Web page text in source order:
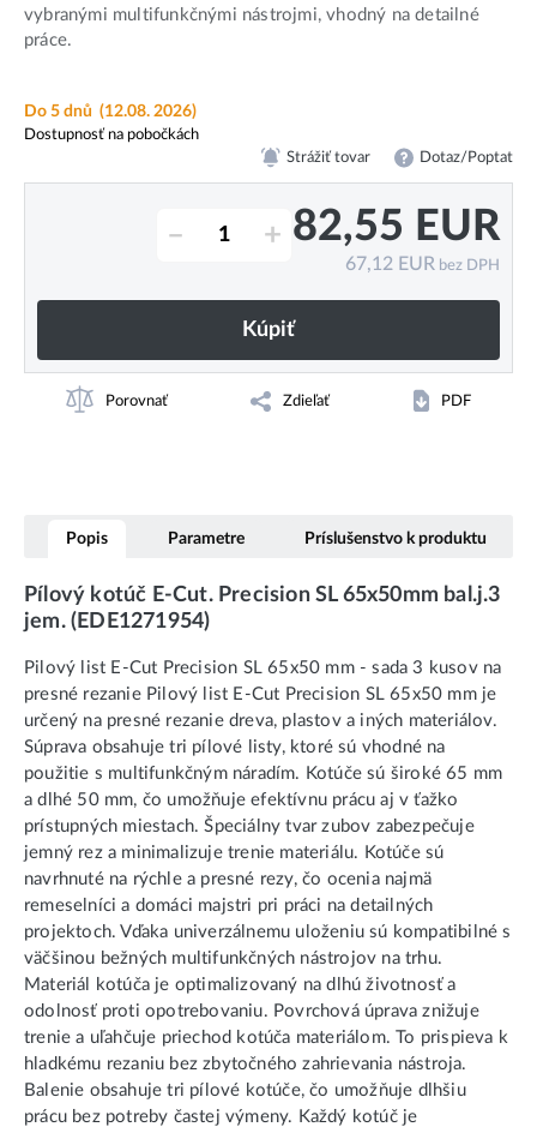
vybranými multifunkčnými nástrojmi, vhodný na detailné
práce.
Do 5 dnů (12.08. 2026)
Dostupnosť na pobočkách
Strážiť tovar Dotaz/Poptat
– + 82,55 EUR
67,12 EUR bez DPH
Kúpiť
Porovnať Zdieľať PDF
Popis Parametre Príslušenstvo k produktu
Pílový kotúč E-Cut. Precision SL 65x50mm bal.j.3
jem. (EDE1271954)
Pilový list E-Cut Precision SL 65x50 mm - sada 3 kusov na
presné rezanie Pilový list E-Cut Precision SL 65x50 mm je
určený na presné rezanie dreva, plastov a iných materiálov.
Súprava obsahuje tri pílové listy, ktoré sú vhodné na
použitie s multifunkčným náradím. Kotúče sú široké 65 mm
a dlhé 50 mm, čo umožňuje efektívnu prácu aj v ťažko
prístupných miestach. Špeciálny tvar zubov zabezpečuje
jemný rez a minimalizuje trenie materiálu. Kotúče sú
navrhnuté na rýchle a presné rezy, čo ocenia najmä
remeselníci a domáci majstri pri práci na detailných
projektoch. Vďaka univerzálnemu uloženiu sú kompatibilné s
väčšinou bežných multifunkčných nástrojov na trhu.
Materiál kotúča je optimalizovaný na dlhú životnosť a
odolnosť proti opotrebovaniu. Povrchová úprava znižuje
trenie a uľahčuje priechod kotúča materiálom. To prispieva k
hladkému rezaniu bez zbytočného zahrievania nástroja.
Balenie obsahuje tri pílové kotúče, čo umožňuje dlhšiu
prácu bez potreby častej výmeny. Každý kotúč je